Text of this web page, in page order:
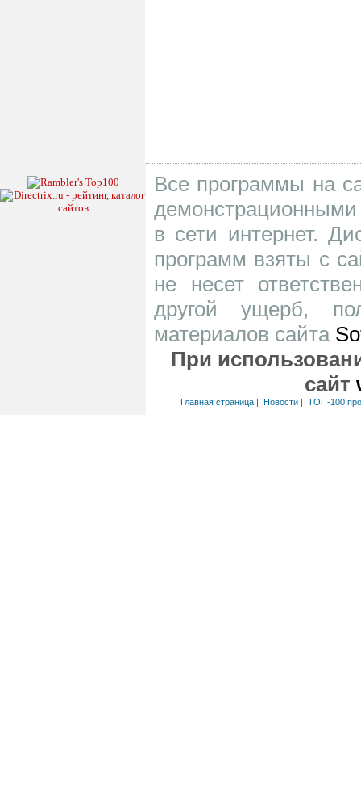
Все программы на
в сети интернет.
программ взяты с
не несет
другой ущерб,
материалов сайта
При
сайт
Главная страница| Новости| ТОП-100